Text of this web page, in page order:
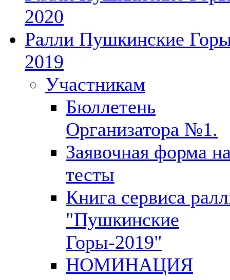
2020
Ралли Пушкинские
2019
Участникам
Бюллетень
Организатора №1.
Заявочная форма
тесты
Книга сервиса
"Пушкинские
Горы-2019"
НОМИНАЦИЯ